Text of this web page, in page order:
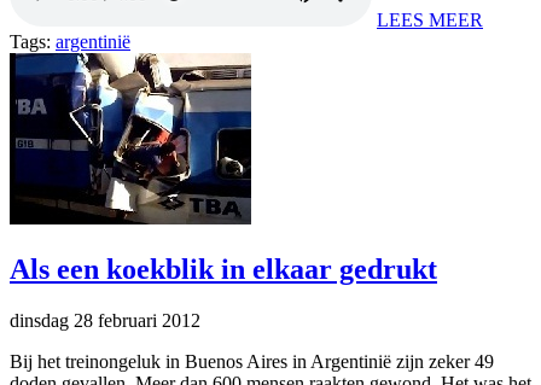
LEES MEER
Tags: argentinië
Als een koekblik in elkaar gedrukt
dinsdag 28 februari 2012
Bij het treinongeluk in Buenos Aires in Argentinië zijn zeker 49